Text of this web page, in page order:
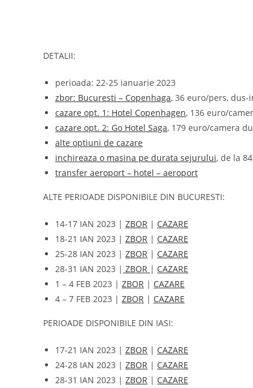
DETALII:
perioada: 22-25 ianuarie 2023
zbor: Bucuresti – Copenhaga, 36 euro/pers,
cazare opt. 1: Hotel Copenhagen, 136 euro/
cazare opt. 2: Go Hotel Saga, 179 euro/camera
alte optiuni de cazare
inchireaza o masina pe durata sejurului, de la
transfer aeroport – hotel – aeroport
ALTE PERIOADE DISPONIBILE DIN BUCURESTI:
14-17 IAN 2023 | ZBOR | CAZARE
18-21 IAN 2023 | ZBOR | CAZARE
25-28 IAN 2023 | ZBOR | CAZARE
28-31 IAN 2023 | ZBOR | CAZARE
1 – 4 FEB 2023 | ZBOR | CAZARE
4 – 7 FEB 2023 | ZBOR | CAZARE
PERIOADE DISPONIBILE DIN IASI:
17-21 IAN 2023 | ZBOR | CAZARE
24-28 IAN 2023 | ZBOR | CAZARE
28-31 IAN 2023 | ZBOR | CAZARE